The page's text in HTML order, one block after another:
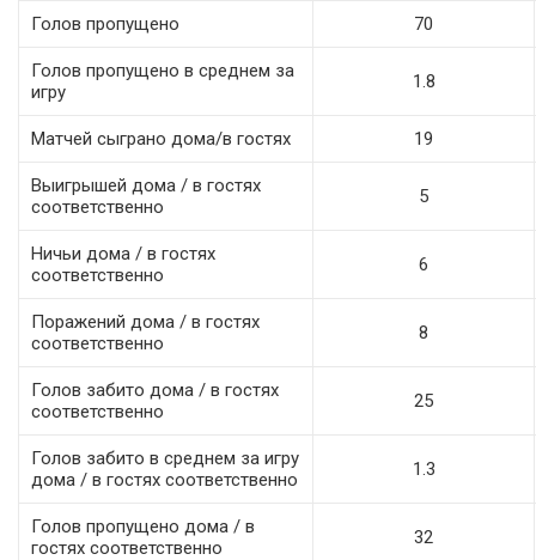
Голов пропущено 70
Голов пропущено в среднем за
игру
1.8
Матчей сыграно дома/в гостях 19
Выигрышей дома / в гостях
соответственно
5
Ничьи дома / в гостях
соответственно
6
Поражений дома / в гостях
соответственно
8
Голов забито дома / в гостях
соответственно
25
Голов забито в среднем за игру
дома / в гостях соответственно
1.3
Голов пропущено дома / в
гостях соответственно
32